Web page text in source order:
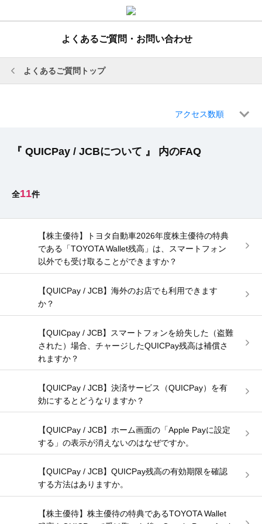
よくあるご質問・お問い合わせ
よくあるご質問トップ
アクセス数順
『 QUICPay / JCBについて 』 内のFAQ
11
【株主優待】トヨタ自動車2026年度株主優待の特典
である「TOYOTA Wallet残高」は、スマートフォン
以外でも受け取ることができますか？
【QUICPay / JCB】海外のお店でも利用できます
か？
【QUICpay / JCB】スマートフォンを紛失した（盗難
された）場合、チャージしたQUICPay残高は補償さ
れますか？
【QUICPay / JCB】決済サービス（QUICPay）を有
効にするとどうなりますか？
【QUICPay / JCB】ホーム画面の「Apple Payに設定
する」の表示が消えないのはなぜですか。
【QUICPay / JCB】QUICPay残高の有効期限を確認
する方法はありますか。
【株主優待】株主優待の特典であるTOYOTA Wallet